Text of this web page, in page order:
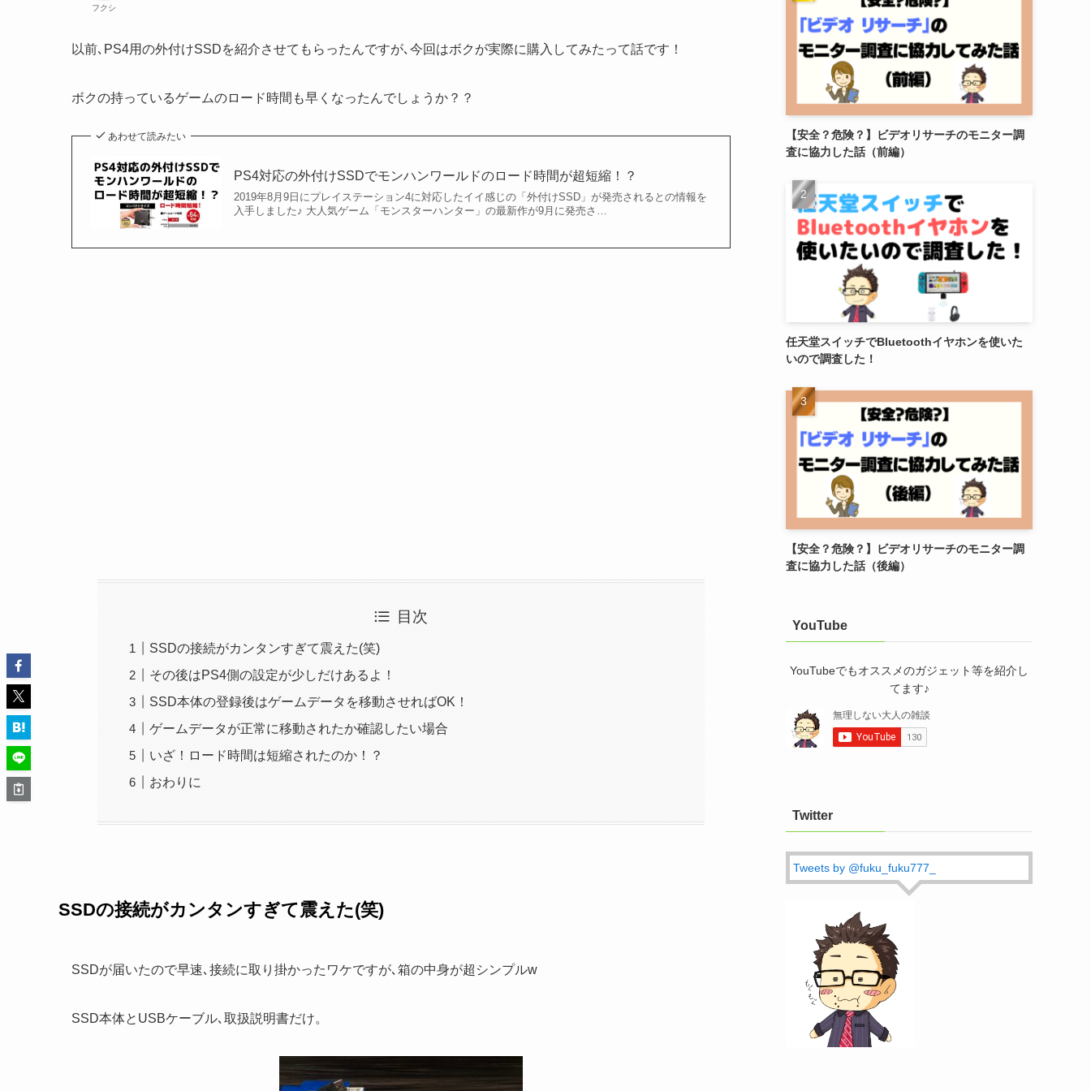
フクシ
以前､PS4用の外付けSSDを紹介させてもらったんですが､今回はボクが実際に購入してみたって話です！
ボクの持っているゲームのロード時間も早くなったんでしょうか？？
あわせて読みたい
PS4対応の外付けSSDでモンハンワールドのロード時間が超短縮！？
2019年8月9日にプレイステーション4に対応したイイ感じの「外付けSSD」が発売されるとの情報を
入手しました♪ 大人気ゲーム「モンスターハンター」の最新作が9月に発売さ…
目次
SSDの接続がカンタンすぎて震えた(笑)
その後はPS4側の設定が少しだけあるよ！
SSD本体の登録後はゲームデータを移動させればOK！
ゲームデータが正常に移動されたか確認したい場合
いざ！ロード時間は短縮されたのか！？
おわりに
SSDの接続がカンタンすぎて震えた(笑)
SSDが届いたので早速､接続に取り掛かったワケですが､箱の中身が超シンプルw
SSD本体とUSBケーブル､取扱説明書だけ。
【安全？危険？】ビデオリサーチのモニター調
査に協力した話（前編）
任天堂スイッチでBluetoothイヤホンを使いた
いので調査した！
【安全？危険？】ビデオリサーチのモニター調
査に協力した話（後編）
YouTube
YouTubeでもオススメのガジェット等を紹介し
てます♪
Twitter
Tweets by @fuku_fuku777_